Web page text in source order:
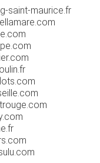
saint-maurice.fr